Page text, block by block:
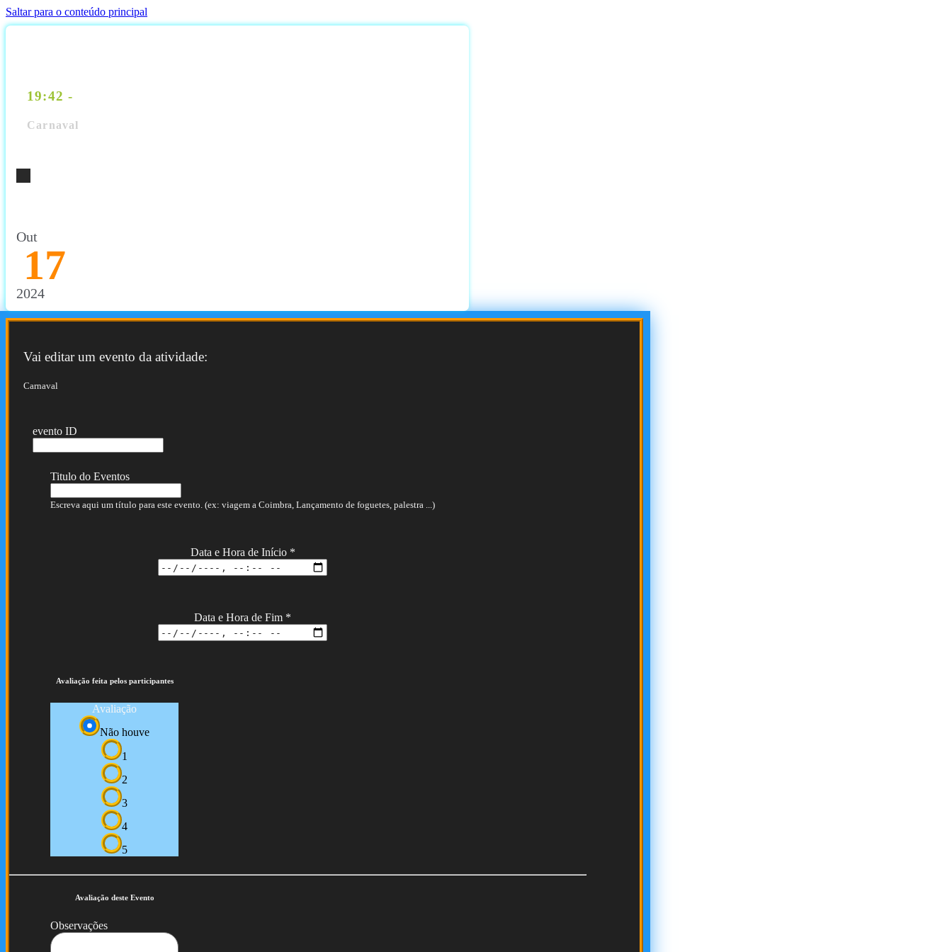
Saltar para o conteúdo principal
19:42 -
Carnaval
Out
17
2024
Vai editar um evento da atividade:
Carnaval
evento ID
Titulo do Eventos
Escreva aqui um título para este evento. (ex: viagem a Coimbra, Lançamento de foguetes, palestra ...)
Data e Hora de Início *
Data e Hora de Fim *
Avaliação feita pelos participantes
Avaliação
Não houve
1
2
3
4
5
Avaliação deste Evento
Observações